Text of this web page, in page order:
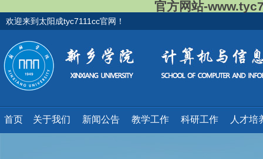
官方网站-
欢迎来到太阳成tyc7111cc官网！
首页 关于我们 新闻公告 教学工作 科研工作 人才培